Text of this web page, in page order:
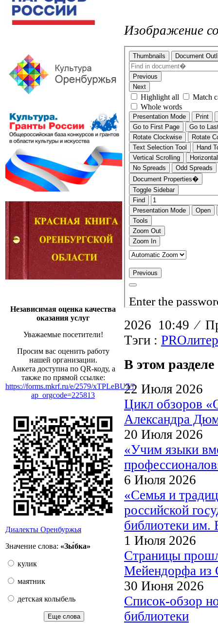
Независимая оценка качества
оказания услуг
Уважаемые посетители!
Просим вас оценить работу
нашей организации.
Анкета доступна по QR-коду, а
также по прямой ссылке:
https://forms.mkrf.ru/e/2579/xTPLeBU7/?
ap_orgcode=225813
Диалекты Оренбуржья
Значение слова: «Зы́бка»
кулик
маятник
детская колыбель
Еще слова
Изображение
2026 10:49⁄
Тэги :
В этом разделе
22 Июля 2026
Цикл обзоров
Александра
20 Июля 2026
«Учим языки
6 Июля 2026
«Семья и
российской
библиотеки им.
1 Июля 2026
Страницы
Мейендорфа из
30 Июня 2026
Список-обзор
библиотеки